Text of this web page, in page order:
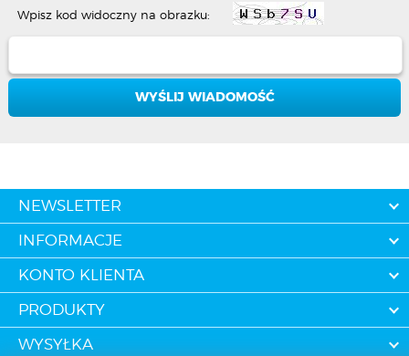
Wpisz kod widoczny na obrazku:
NEWSLETTER
INFORMACJE
KONTO KLIENTA
PRODUKTY
WYSYŁKA